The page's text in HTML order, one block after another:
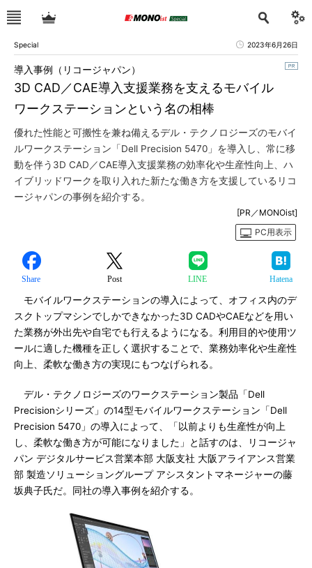
Special 2023年6月26日
3D CAD／CAE導入支援業務を支えるモバイル
ワークステーションという名の相棒
導入事例（リコージャパン）
優れた性能と可搬性を兼ね備えるデル・テクノロジーズのモバイ
ルワークステーション「Dell Precision 5470」を導入し、常に移
動を伴う3D CAD／CAE導入支援業務の効率化や生産性向上、ハ
イブリッドワークを取り入れた新たな働き方を支援しているリコ
ージャパンの事例を紹介する。
[PR／MONOist]
PC用表示
Share Post LINE Hatena
モバイルワークステーションの導入によって、オフィス内のデ
スクトップマシンでしかできなかった3D CADやCAEなどを用い
た業務が外出先や自宅でも行えるようになる。利用目的や使用ツ
ールに適した機種を正しく選択することで、業務効率化や生産性
向上、柔軟な働き方の実現にもつなげられる。
デル・テクノロジーズのワークステーション製品「Dell
Precisionシリーズ」の14型モバイルワークステーション「Dell
Precision 5470」の導入によって、「以前よりも生産性が向上
し、柔軟な働き方が可能になりました」と話すのは、リコージャ
パン デジタルサービス営業本部 大阪支社 大阪アライアンス営業
部 製造ソリューショングループ アシスタントマネージャーの藤
坂典子氏だ。同社の導入事例を紹介する。